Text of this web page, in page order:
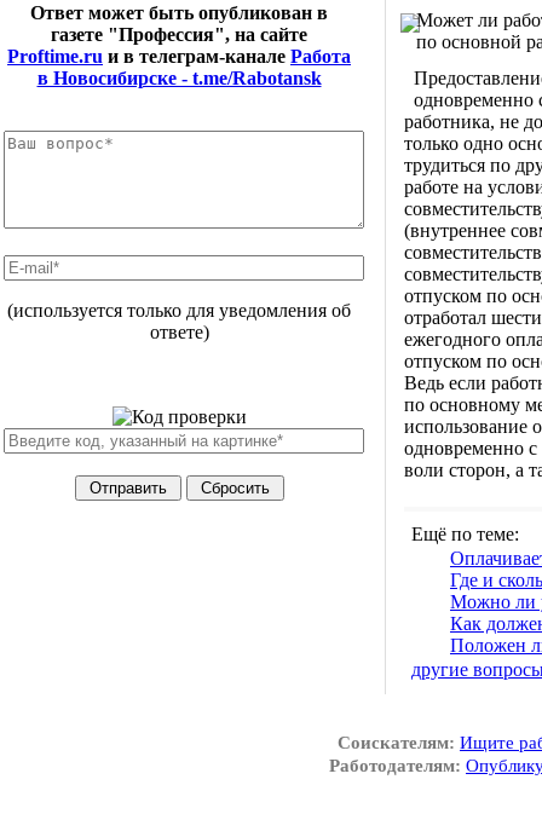
Ответ может быть опубликован в
газете "Профессия", на сайте
Proftime.ru и в телеграм-канале Работа
в Новосибирске - t.me/Rabotansk
(используется только для уведомления об
ответе)
Может ли
по основной
одновременно
работника, не
только одно
трудиться по
работе на
(внутреннее
отпуском по
отработал
ежегодного
отпуском по
Ведь если
по основному
использование
одновременно с
воли сторон, а
Ещё по теме:
Где и
Можно ли
Как
Положен
другие
Соискателям: Ищите
Работодателям: